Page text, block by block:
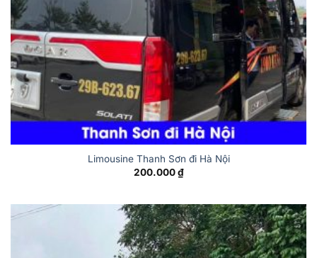
Limousine Thanh Sơn đi Hà Nội
200.000₫